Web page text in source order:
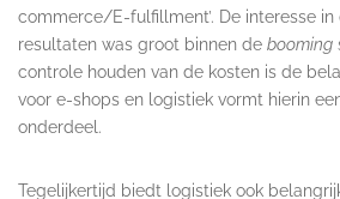
commerce/E-fulfillment’. De interesse
resultaten was groot binnen de booming
controle houden van de kosten is de
voor e-shops en logistiek vormt hierin
onderdeel.
Tegelijkertijd biedt logistiek ook